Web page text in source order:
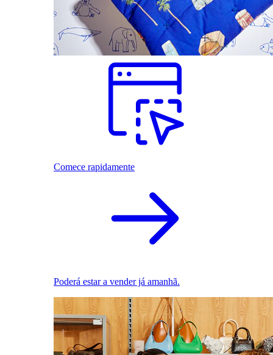
Comece rapidamente
Poderá estar a vender já amanhã.